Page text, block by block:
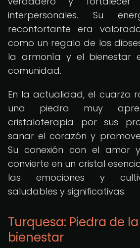
interpersonales. Su
reconfortante era
como un regalo de los
la armonía y el bienestar
comunidad.
En la actualidad, el cuarzo
una piedra muy
cristaloterapia por sus
sanar el corazón y
Su conexión con el amor
convierte en un cristal
las emociones y
saludables y significativas.
Turquesa: Piedra de
bienestar